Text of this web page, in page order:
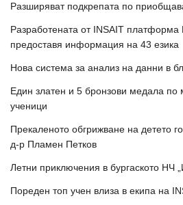
Разширяват подкрепата по
Разработената от INSAIT платформа
предоставя информация на 43 езика
Нова система за анализ на данни в
Един златен и 5 бронзови медала по
ученици
Прекаленото обгрижване на детето
д-р Пламен Петков
Летни приключения в бургаското НЧ
Пореден топ учен влиза в екипа на